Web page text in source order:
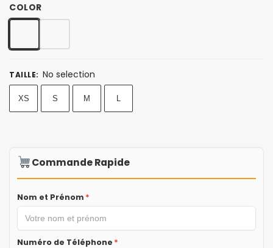
COLOR
TAILLE: No selection
XS S M L
Commande Rapide
Nom et Prénom *
Numéro de Téléphone *